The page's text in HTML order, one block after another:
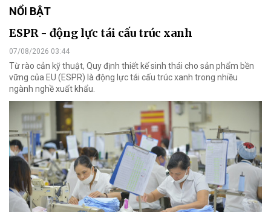
NỔI BẬT
ESPR - động lực tái cấu trúc xanh
07/08/2026 03:44
Từ rào cản kỹ thuật, Quy định thiết kế sinh thái cho sản phẩm bền
vững của EU (ESPR) là động lực tái cấu trúc xanh trong nhiều
ngành nghề xuất khẩu.